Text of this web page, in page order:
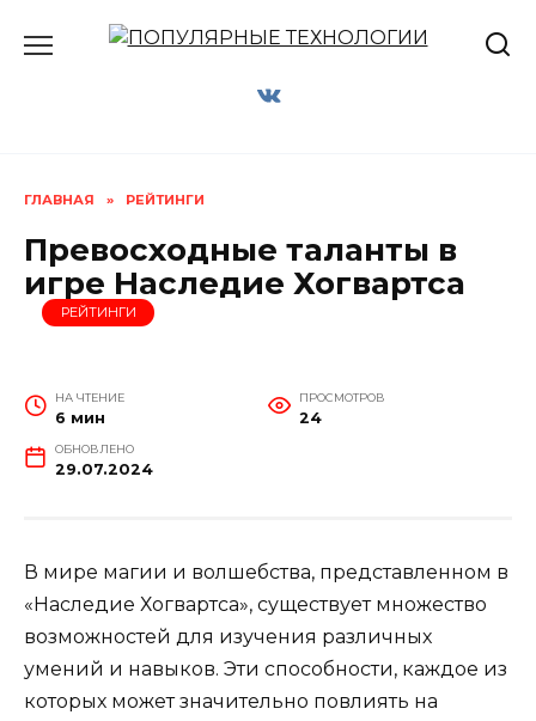
ГЛАВНАЯ » РЕЙТИНГИ
Превосходные таланты в
игре Наследие Хогвартса
РЕЙТИНГИ
НА ЧТЕНИЕ
6 мин
ПРОСМОТРОВ
24
ОБНОВЛЕНО
29.07.2024
В мире магии и волшебства, представленном в
«Наследие Хогвартса», существует множество
возможностей для изучения различных
умений и навыков. Эти способности, каждое из
которых может значительно повлиять на